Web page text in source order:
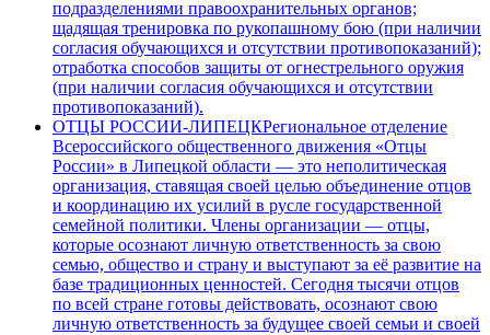
подразделениями правоохранительных органов;
щадящая тренировка по рукопашному бою (при наличии
согласия обучающихся и отсутствии противопоказаний);
отработка способов защиты от огнестрельного оружия
(при наличии согласия обучающихся и отсутствии
противопоказаний).
ОТЦЫ РОССИИ-ЛИПЕЦКРегиональное отделение
Всероссийского общественного движения «Отцы
России» в Липецкой области — это неполитическая
организация, ставящая своей целью объединение отцов
и координацию их усилий в русле государственной
семейной политики. Члены организации — отцы,
которые осознают личную ответственность за свою
семью, общество и страну и выступают за её развитие на
базе традиционных ценностей. Сегодня тысячи отцов
по всей стране готовы действовать, осознают свою
личную ответственность за будущее своей семьи и своей